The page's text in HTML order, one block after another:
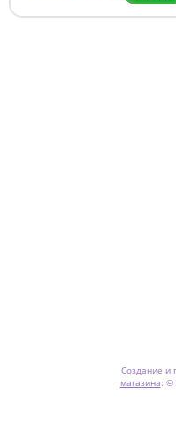
Создание и
магазина: ©